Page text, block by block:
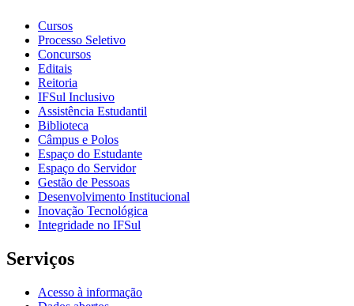
Cursos
Processo Seletivo
Concursos
Editais
Reitoria
IFSul Inclusivo
Assistência Estudantil
Biblioteca
Câmpus e Polos
Espaço do Estudante
Espaço do Servidor
Gestão de Pessoas
Desenvolvimento Institucional
Inovação Tecnológica
Integridade no IFSul
Serviços
Acesso à informação